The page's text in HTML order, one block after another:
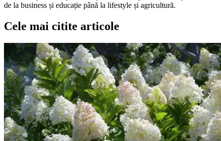
de la business și educație până la lifestyle și agricultură.
Cele mai citite articole